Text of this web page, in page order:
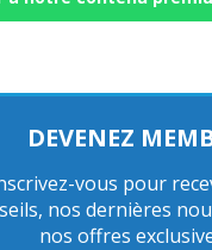
DEVENEZ
vous pour
nos dernières
nos offres